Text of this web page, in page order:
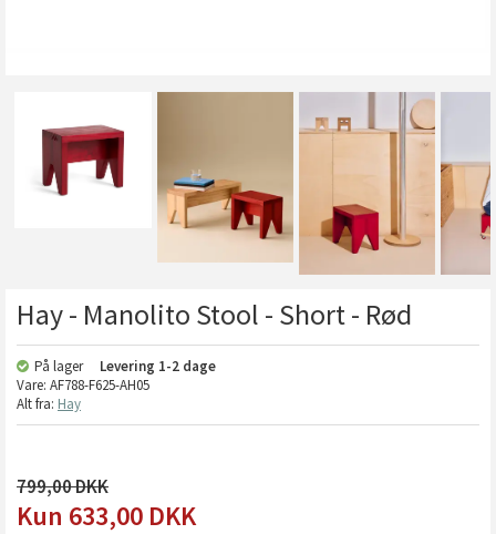
Hay - Manolito Stool - Short - Rød
På lager Levering 1-2 dage
Vare: AF788-F625-AH05
Alt fra: Hay
799,00
633,00 DKK